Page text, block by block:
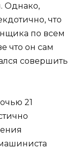
Однако,
что
по всем
что он сам
совершить
21